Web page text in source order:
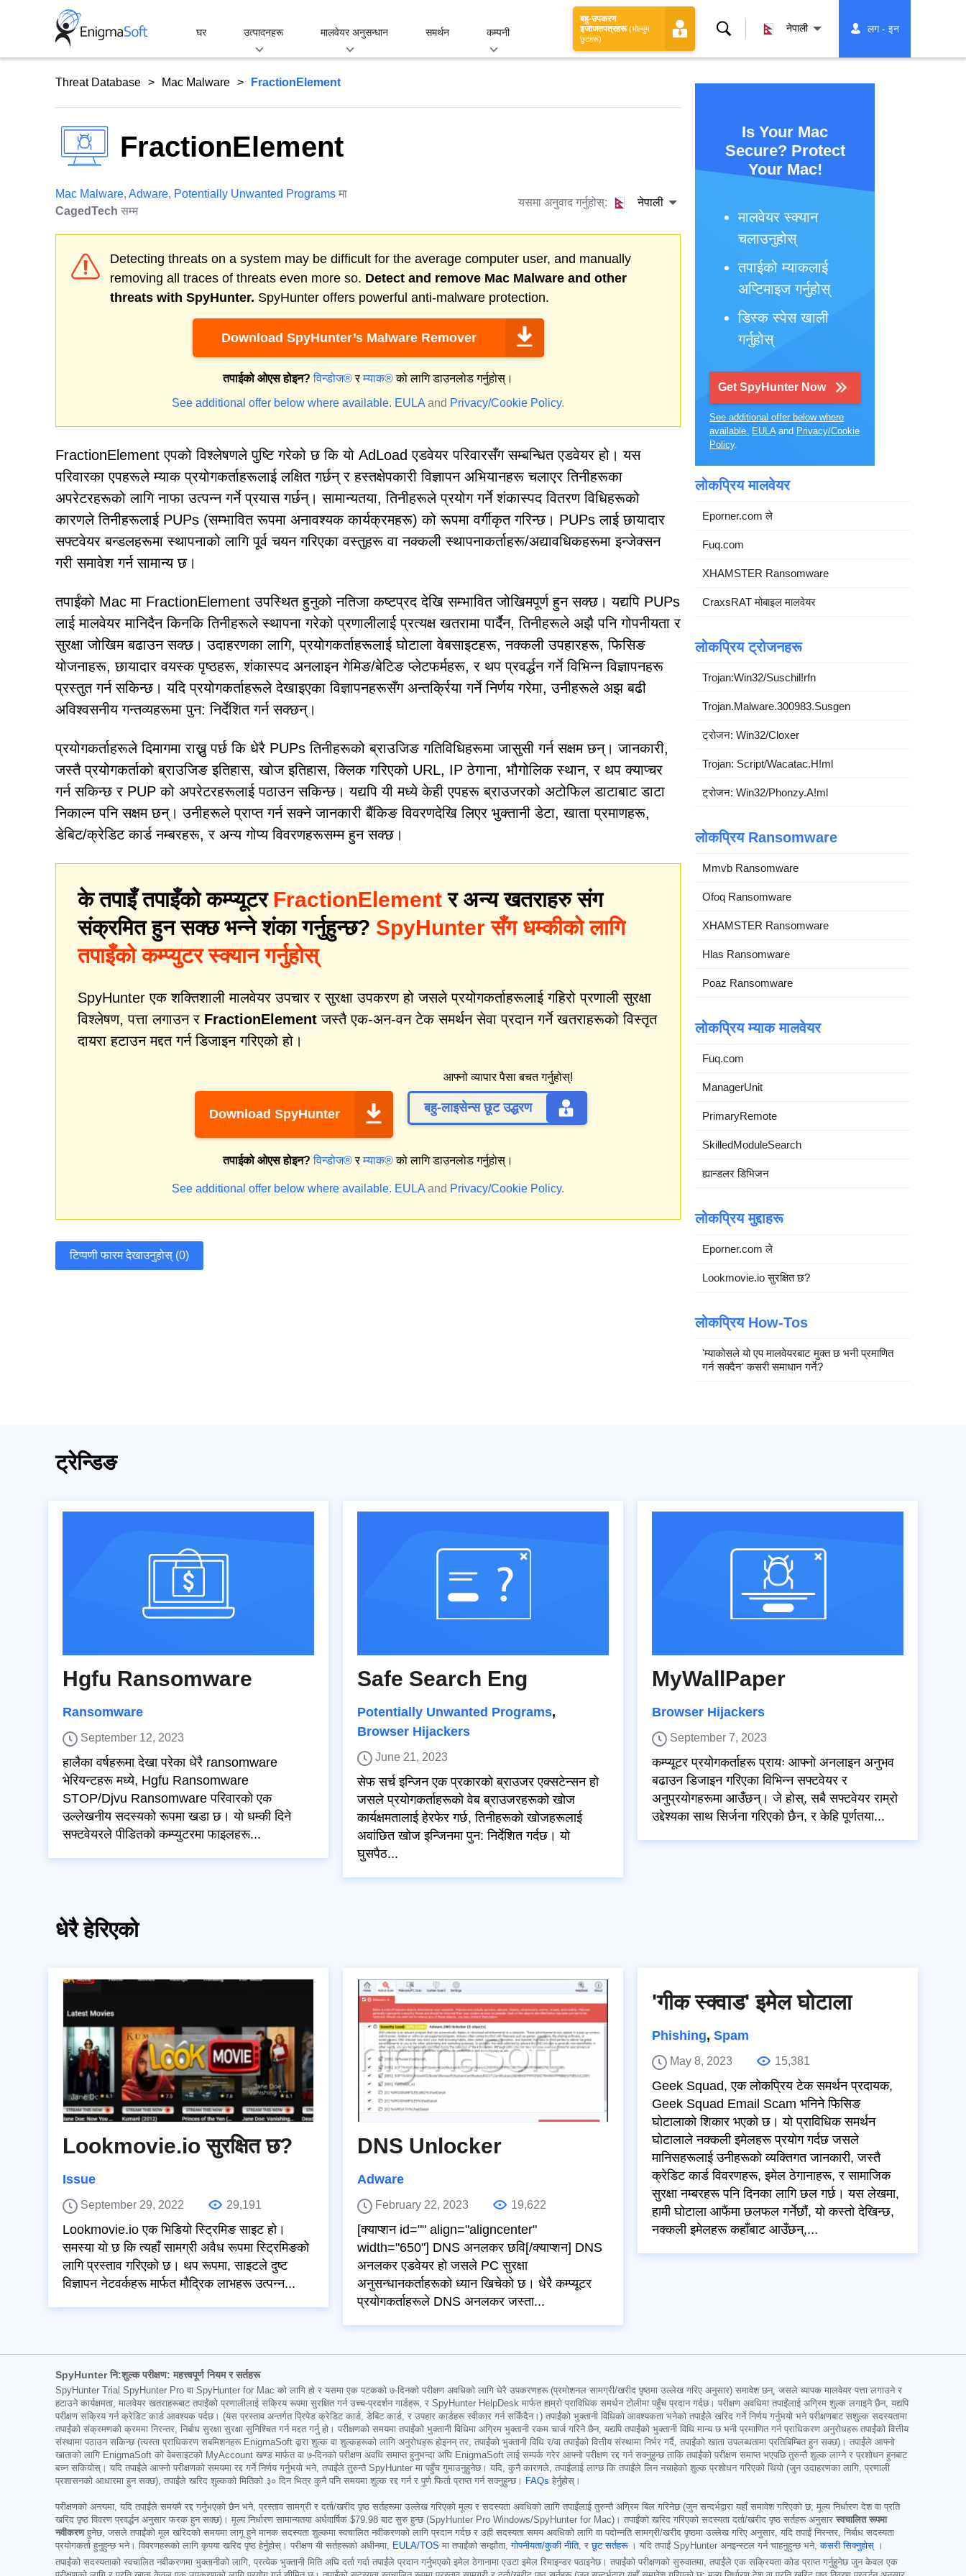
घर उत्पादनहरू मालवेयर अनुसन्धान समर्थन कम्पनी
बहु-उपकरण
इजाजतपत्रहरू(भोल्युम
छुटहरू)
खोज्नुहोस् नेपाली लग - इन
Threat Database Mac Malware FractionElement
FractionElement
Mac Malware, Adware, Potentially Unwanted Programs मा
CagedTech सम्म
यसमा अनुवाद गर्नुहोस्: नेपाली
Detecting threats on a system may be difficult for the average computer user, and manually
removing all traces of threats even more so. Detect and remove Mac Malware and other
threats with SpyHunter. SpyHunter offers powerful anti-malware protection.
Download SpyHunter’s Malware Remover
तपाईको ओएस होइन? विन्डोज®रम्याक®को लागि डाउनलोड गर्नुहोस्।
See additional offer below where available. EULA and Privacy/Cookie Policy.
FractionElement एपको विश्लेषणले पुष्टि गरेको छ कि यो AdLoad एडवेयर परिवारसँग सम्बन्धित एडवेयर हो। यस
परिवारका एपहरूले म्याक प्रयोगकर्ताहरूलाई लक्षित गर्छन् र हस्तक्षेपकारी विज्ञापन अभियानहरू चलाएर तिनीहरूका
अपरेटरहरूको लागि नाफा उत्पन्न गर्ने प्रयास गर्छन्। सामान्यतया, तिनीहरूले प्रयोग गर्ने शंकास्पद वितरण विधिहरूको
कारणले तिनीहरूलाई PUPs (सम्भावित रूपमा अनावश्यक कार्यक्रमहरू) को रूपमा वर्गीकृत गरिन्छ। PUPs लाई छायादार
सफ्टवेयर बन्डलहरूमा स्थापनाको लागि पूर्व चयन गरिएका वस्तुहरू वा नक्कली स्थापनाकर्ताहरू/अद्यावधिकहरूमा इन्जेक्सन
गरी समावेश गर्न सामान्य छ।
तपाईंको Mac मा FractionElement उपस्थित हुनुको नतिजा कष्टप्रद देखि सम्भावित जोखिमपूर्ण हुन सक्छ। यद्यपि PUPs
लाई मालवेयर मानिदैन किनकि तिनीहरूले स्थापना गरेको प्रणालीलाई प्रत्यक्ष खतरामा पार्दैन, तिनीहरूले अझै पनि गोपनीयता र
सुरक्षा जोखिम बढाउन सक्छ। उदाहरणका लागि, प्रयोगकर्ताहरूलाई घोटाला वेबसाइटहरू, नक्कली उपहारहरू, फिसिङ
योजनाहरू, छायादार वयस्क पृष्ठहरू, शंकास्पद अनलाइन गेमिङ/बेटिङ प्लेटफर्महरू, र थप प्रवर्द्धन गर्ने विभिन्न विज्ञापनहरू
प्रस्तुत गर्न सकिन्छ। यदि प्रयोगकर्ताहरूले देखाइएका विज्ञापनहरूसँग अन्तर्क्रिया गर्ने निर्णय गरेमा, उनीहरूले अझ बढी
अविश्वसनीय गन्तव्यहरूमा पुन: निर्देशित गर्न सक्छन्।
प्रयोगकर्ताहरूले दिमागमा राख्नु पर्छ कि धेरै PUPs तिनीहरूको ब्राउजिङ गतिविधिहरूमा जासुसी गर्न सक्षम छन्। जानकारी,
जस्तै प्रयोगकर्ताको ब्राउजिङ इतिहास, खोज इतिहास, क्लिक गरिएको URL, IP ठेगाना, भौगोलिक स्थान, र थप क्याप्चर
गर्न सकिन्छ र PUP को अपरेटरहरूलाई पठाउन सकिन्छ। यद्यपि यी मध्ये केही एपहरू ब्राउजरको अटोफिल डाटाबाट डाटा
निकाल्न पनि सक्षम छन्। उनीहरूले प्राप्त गर्न सक्ने जानकारी बैंकिङ विवरणदेखि लिएर भुक्तानी डेटा, खाता प्रमाणहरू,
डेबिट/क्रेडिट कार्ड नम्बरहरू, र अन्य गोप्य विवरणहरूसम्म हुन सक्छ।
के तपाइँ तपाइँको कम्प्यूटर FractionElement र अन्य खतराहरु संग
संक्रमित हुन सक्छ भन्ने शंका गर्नुहुन्छ? SpyHunter सँग धम्कीको लागि
तपाइँको कम्प्युटर स्क्यान गर्नुहोस्
SpyHunter एक शक्तिशाली मालवेयर उपचार र सुरक्षा उपकरण हो जसले प्रयोगकर्ताहरूलाई गहिरो प्रणाली सुरक्षा
विश्लेषण, पत्ता लगाउन र FractionElement जस्तै एक-अन-वन टेक समर्थन सेवा प्रदान गर्ने खतराहरूको विस्तृत
दायरा हटाउन मद्दत गर्न डिजाइन गरिएको हो।
Download SpyHunter
आफ्नो व्यापार पैसा बचत गर्नुहोस्!
बहु-लाइसेन्स छूट उद्धरण
तपाईको ओएस होइन? विन्डोज®रम्याक®को लागि डाउनलोड गर्नुहोस्।
See additional offer below where available. EULA and Privacy/Cookie Policy.
टिप्पणी फारम देखाउनुहोस् (0)
Is Your Mac
Secure? Protect
Your Mac!
मालवेयर स्क्यान
चलाउनुहोस्
तपाईको म्याकलाई
अप्टिमाइज गर्नुहोस्
डिस्क स्पेस खाली
गर्नुहोस्
Get SpyHunter Now
See additional offer below where
available. EULAand Privacy/Cookie
Policy.
लोकप्रिय मालवेयर
Eporner.com ले
Fuq.com
XHAMSTER Ransomware
CraxsRAT मोबाइल मालवेयर
लोकप्रिय ट्रोजनहरू
Trojan:Win32/Suschil!rfn
Trojan.Malware.300983.Susgen
ट्रोजन: Win32/Cloxer
Trojan: Script/Wacatac.H!ml
ट्रोजन: Win32/Phonzy.A!ml
लोकप्रिय Ransomware
Mmvb Ransomware
Ofoq Ransomware
XHAMSTER Ransomware
Hlas Ransomware
Poaz Ransomware
लोकप्रिय म्याक मालवेयर
Fuq.com
ManagerUnit
PrimaryRemote
SkilledModuleSearch
ह्यान्डलर डिभिजन
लोकप्रिय मुद्दाहरू
Eporner.com ले
Lookmovie.io सुरक्षित छ?
लोकप्रिय How-Tos
'म्याकोसले यो एप मालवेयरबाट मुक्त छ भनी प्रमाणित
गर्न सक्दैन' कसरी समाधान गर्ने?
ट्रेन्डिङ
Hgfu Ransomware
Ransomware
September 12, 2023
हालैका वर्षहरूमा देखा परेका धेरै ransomware
भेरियन्टहरू मध्ये, Hgfu Ransomware
STOP/Djvu Ransomware परिवारको एक
उल्लेखनीय सदस्यको रूपमा खडा छ। यो धम्की दिने
सफ्टवेयरले पीडितको कम्प्युटरमा फाइलहरू...
Safe Search Eng
Potentially Unwanted Programs,
Browser Hijackers
June 21, 2023
सेफ सर्च इन्जिन एक प्रकारको ब्राउजर एक्सटेन्सन हो
जसले प्रयोगकर्ताहरूको वेब ब्राउजरहरूको खोज
कार्यक्षमतालाई हेरफेर गर्छ, तिनीहरूको खोजहरूलाई
अवांछित खोज इन्जिनमा पुन: निर्देशित गर्दछ। यो
घुसपैठ...
MyWallPaper
Browser Hijackers
September 7, 2023
कम्प्यूटर प्रयोगकर्ताहरू प्रायः आफ्नो अनलाइन अनुभव
बढाउन डिजाइन गरिएका विभिन्न सफ्टवेयर र
अनुप्रयोगहरूमा आउँछन्। जे होस्, सबै सफ्टवेयर राम्रो
उद्देश्यका साथ सिर्जना गरिएको छैन, र केहि पूर्णतया...
धेरै हेरिएको
Lookmovie.io सुरक्षित छ?
Issue
September 29, 2022 29,191
Lookmovie.io एक भिडियो स्ट्रिमिङ साइट हो।
समस्या यो छ कि त्यहाँ सामग्री अवैध रूपमा स्ट्रिमिङको
लागि प्रस्ताव गरिएको छ। थप रूपमा, साइटले दुष्ट
विज्ञापन नेटवर्कहरू मार्फत मौद्रिक लाभहरू उत्पन्न...
DNS Unlocker
Adware
February 22, 2023 19,622
[क्याप्शन id="" align="aligncenter"
width="650"] DNS अनलकर छवि[/क्याप्शन] DNS
अनलकर एडवेयर हो जसले PC सुरक्षा
अनुसन्धानकर्ताहरूको ध्यान खिचेको छ। धेरै कम्प्यूटर
प्रयोगकर्ताहरूले DNS अनलकर जस्ता...
'गीक स्क्वाड' इमेल घोटाला
Phishing, Spam
May 8, 2023 15,381
Geek Squad, एक लोकप्रिय टेक समर्थन प्रदायक,
Geek Squad Email Scam भनिने फिसिङ
घोटालाको शिकार भएको छ। यो प्राविधिक समर्थन
घोटालाले नक्कली इमेलहरू प्रयोग गर्दछ जसले
मानिसहरूलाई उनीहरूको व्यक्तिगत जानकारी, जस्तै
क्रेडिट कार्ड विवरणहरू, इमेल ठेगानाहरू, र सामाजिक
सुरक्षा नम्बरहरू पनि दिनका लागि छल गर्छ। यस लेखमा,
हामी घोटाला आफैंमा छलफल गर्नेछौं, यो कस्तो देखिन्छ,
नक्कली इमेलहरू कहाँबाट आउँछन्,...
SpyHunter नि:शुल्क परीक्षण: महत्त्वपूर्ण नियम र सर्तहरू
SpyHunter Trial SpyHunter Pro वा SpyHunter for Mac को लागि हो र यसमा एक पटकको ७-दिनको परीक्षण अवधिको लागि धेरै उपकरणहरू (प्रमोशनल सामग्री/खरीद पृष्ठमा उल्लेख गरिए अनुसार) समावेश छन्, जसले व्यापक मालवेयर पत्ता लगाउने र
हटाउने कार्यक्षमता, मालवेयर खतराहरूबाट तपाईंको प्रणालीलाई सक्रिय रूपमा सुरक्षित गर्न उच्च-प्रदर्शन गार्डहरू, र SpyHunter HelpDesk मार्फत हाम्रो प्राविधिक समर्थन टोलीमा पहुँच प्रदान गर्दछ। परीक्षण अवधिमा तपाईंलाई अग्रिम शुल्क लगाइने छैन, यद्यपि
परीक्षण सक्रिय गर्न क्रेडिट कार्ड आवश्यक पर्दछ। (यस प्रस्ताव अन्तर्गत प्रिपेड क्रेडिट कार्ड, डेबिट कार्ड, र उपहार कार्डहरू स्वीकार गर्न सकिँदैन।) तपाईंको भुक्तानी विधिको आवश्यकता भनेको तपाईंले खरिद गर्ने निर्णय गर्नुभयो भने परीक्षणबाट सशुल्क सदस्यतामा
तपाईंको संक्रमणको क्रममा निरन्तर, निर्बाध सुरक्षा सुरक्षा सुनिश्चित गर्न मद्दत गर्नु हो। परीक्षणको समयमा तपाईंको भुक्तानी विधिमा अग्रिम भुक्तानी रकम चार्ज गरिने छैन, यद्यपि तपाईंको भुक्तानी विधि मान्य छ भनी प्रमाणित गर्न प्राधिकरण अनुरोधहरू तपाईंको वित्तीय
संस्थामा पठाउन सकिन्छ (त्यस्ता प्राधिकरण सबमिशनहरू EnigmaSoft द्वारा शुल्क वा शुल्कहरूको लागि अनुरोधहरू होइनन् तर, तपाईंको भुक्तानी विधि र/वा तपाईंको वित्तीय संस्थामा निर्भर गर्दै, तपाईंको खाता उपलब्धतामा प्रतिबिम्बित हुन सक्छ)। तपाईंले आफ्नो
खाताको लागि EnigmaSoft को वेबसाइटको MyAccount खण्ड मार्फत वा ७-दिनको परीक्षण अवधि समाप्त हुनुभन्दा अघि EnigmaSoft लाई सम्पर्क गरेर आफ्नो परीक्षण रद्द गर्न सक्नुहुन्छ ताकि तपाईंको परीक्षण समाप्त भएपछि तुरुन्तै शुल्क लाग्ने र प्रशोधन हुनबाट
बच्न सकियोस्। यदि तपाईंले आफ्नो परीक्षणको समयमा रद्द गर्ने निर्णय गर्नुभयो भने, तपाईंले तुरुन्तै SpyHunter मा पहुँच गुमाउनुहुनेछ। यदि, कुनै कारणले, तपाईंलाई लाग्छ कि तपाईंले लिन नचाहेको शुल्क प्रशोधन गरिएको थियो (जुन उदाहरणका लागि, प्रणाली
प्रशासनको आधारमा हुन सक्छ), तपाईंले खरिद शुल्कको मितिको ३० दिन भित्र कुनै पनि समयमा शुल्क रद्द गर्न र पूर्ण फिर्ता प्राप्त गर्न सक्नुहुन्छ।
FAQs हेर्नुहोस्।
परीक्षणको अन्त्यमा, यदि तपाईंले समयमै रद्द गर्नुभएको छैन भने, प्रस्ताव सामग्री र दर्ता/खरीद पृष्ठ सर्तहरूमा उल्लेख गरिएको मूल्य र सदस्यता अवधिको लागि तपाईंलाई तुरुन्तै अग्रिम बिल गरिनेछ (जुन सन्दर्भद्वारा यहाँ समावेश गरिएको छ; मूल्य निर्धारण देश वा प्रति
खरिद पृष्ठ विवरण प्रवर्द्धन अनुसार फरक हुन सक्छ)। मूल्य निर्धारण सामान्यतया अर्धवार्षिक $79.98 बाट सुरु हुन्छ (SpyHunter Pro Windows/SpyHunter for Mac)। तपाईंको खरिद गरिएको सदस्यता दर्ता/खरीद पृष्ठ सर्तहरू अनुसार स्वचालित रूपमा
नवीकरणहुनेछ, जसले तपाईंको मूल खरिदको समयमा लागू हुने मानक सदस्यता शुल्कमा स्वचालित नवीकरणको लागि प्रदान गर्दछ र उही सदस्यता समय अवधिको लागि वा पदोन्नति सामग्री/खरीद पृष्ठमा उल्लेख गरिए अनुसार, यदि तपाईं निरन्तर, निर्बाध सदस्यता
प्रयोगकर्ता हुनुहुन्छ भने। विवरणहरूको लागि कृपया खरिद पृष्ठ हेर्नुहोस्। परीक्षण यी सर्तहरूको अधीनमा, EULA/TOS मा तपाईंको सम्झौता,गोपनीयता/कुकी नीति, रछुट सर्तहरू। यदि तपाईं SpyHunter अनइन्स्टल गर्न चाहनुहुन्छ भने,कसरी सिक्नुहोस् ।
तपाईंको सदस्यताको स्वचालित नवीकरणमा भुक्तानीको लागि, प्रत्येक भुक्तानी मिति अघि दर्ता गर्दा तपाईंले प्रदान गर्नुभएको इमेल ठेगानामा एउटा इमेल रिमाइन्डर पठाइनेछ। तपाईंको परीक्षणको सुरुवातमा, तपाईंले एक सक्रियता कोड प्राप्त गर्नुहुनेछ जुन केवल एक